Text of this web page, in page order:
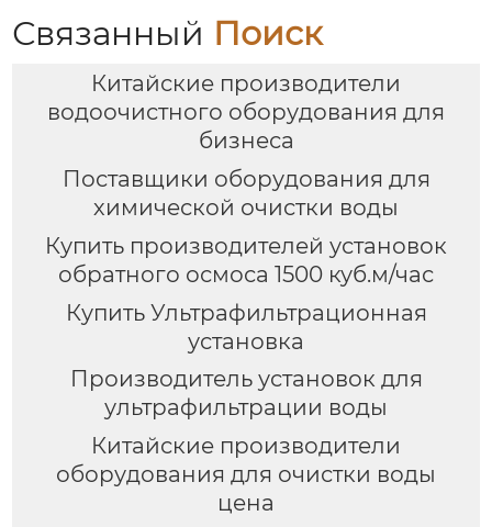
Связанный Поиск
Китайские производители
водоочистного оборудования для
бизнеса
Поставщики оборудования для
химической очистки воды
Купить производителей установок
обратного осмоса 1500 куб.м/час
Купить Ультрафильтрационная
установка
Производитель установок для
ультрафильтрации воды
Китайские производители
оборудования для очистки воды
цена